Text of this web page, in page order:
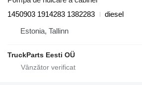
1450903 1914283 1382283
diesel
Estonia, Tallinn
TruckParts Eesti OÜ